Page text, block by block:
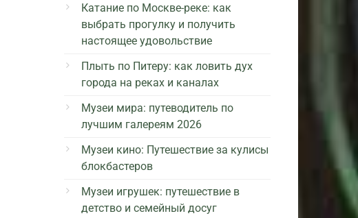
Катание по Москве-реке: как
выбрать прогулку и получить
настоящее удовольствие
Плыть по Питеру: как ловить дух
города на реках и каналах
Музеи мира: путеводитель по
лучшим галереям 2026
Музеи кино: Путешествие за кулисы
блокбастеров
Музеи игрушек: путешествие в
детство и семейный досуг